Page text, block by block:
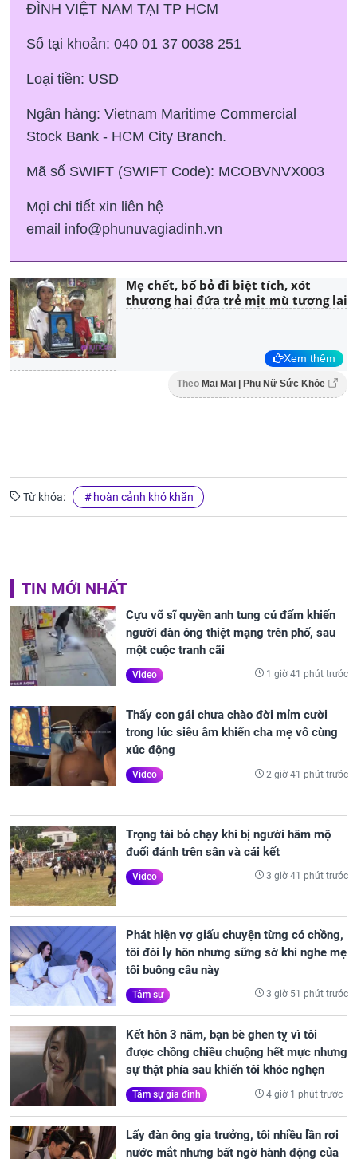
ĐÌNH VIỆT NAM TẠI TP HCM
Số tại khoản: 040 01 37 0038 251
Loại tiền: USD
Ngân hàng: Vietnam Maritime Commercial
Stock Bank - HCM City Branch.
Mã số SWIFT (SWIFT Code): MCOBVNVX003
Mọi chi tiết xin liên hệ
email info@phunuvagiadinh.vn
Mẹ chết, bố bỏ đi biệt tích, xót
thương hai đứa trẻ mịt mù tương lai
Xem thêm
Theo Mai Mai | Phụ Nữ Sức Khỏe
Từ khóa: hoàn cảnh khó khăn
TIN MỚI NHẤT
Cựu võ sĩ quyền anh tung cú đấm khiến
người đàn ông thiệt mạng trên phố, sau
một cuộc tranh cãi
Video 1 giờ 41 phút trước
Thấy con gái chưa chào đời mỉm cười
trong lúc siêu âm khiến cha mẹ vô cùng
xúc động
Video 2 giờ 41 phút trước
Trọng tài bỏ chạy khi bị người hâm mộ
đuổi đánh trên sân và cái kết
Video 3 giờ 41 phút trước
Phát hiện vợ giấu chuyện từng có chồng,
tôi đòi ly hôn nhưng sững sờ khi nghe mẹ
tôi buông câu này
Tâm sự 3 giờ 51 phút trước
Kết hôn 3 năm, bạn bè ghen tỵ vì tôi
được chồng chiều chuộng hết mực nhưng
sự thật phía sau khiến tôi khóc nghẹn
Tâm sự gia đình 4 giờ 1 phút trước
Lấy đàn ông gia trưởng, tôi nhiều lần rơi
nước mắt nhưng bất ngờ hành động của